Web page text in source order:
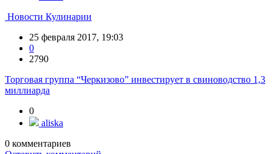
Новости Кулинарии
25 февраля 2017, 19:03
0
2790
Торговая группа “Черкизово” инвестирует в свиноводство 1,3
миллиарда
0
aliska
0 комментариев